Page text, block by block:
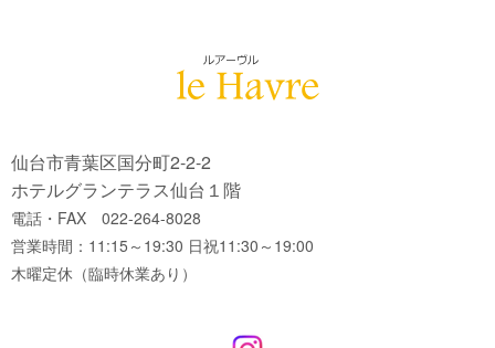
仙台市青葉区国分町2-2-2
ホテルグランテラス仙台１階
電話・FAX 022-264-8028
営業時間：11:15～19:30 日祝11:30～19:00
木曜定休（臨時休業あり）